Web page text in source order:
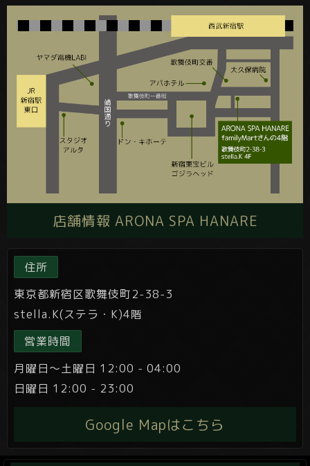
店舗情報 ARONA SPA HANARE
住所
東京都新宿区歌舞伎町2-38-3
stella.K(ステラ・K)4階
営業時間
月曜日～土曜日 12:00 - 04:00
日曜日 12:00 - 23:00
Google Mapはこちら